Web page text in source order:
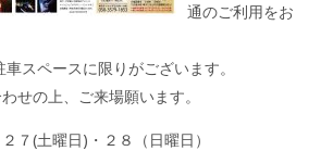
通のご利用をお
ペースに限りがございます。
の上、ご来場願います。
(土曜日)・２８（日曜日）